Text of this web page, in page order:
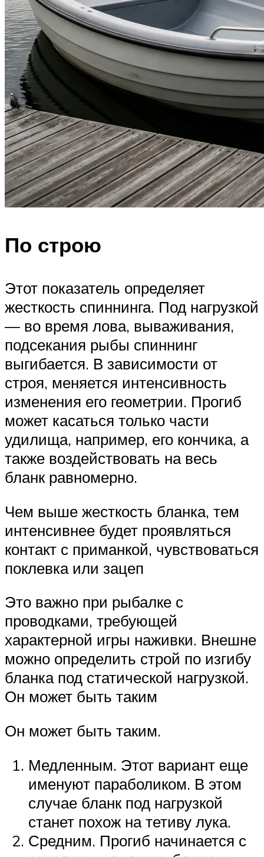
По строю
Этот показатель определяет
жесткость спиннинга. Под нагрузкой
— во время лова, вываживания,
подсекания рыбы спиннинг
выгибается. В зависимости от
строя, меняется интенсивность
изменения его геометрии. Прогиб
может касаться только части
удилища, например, его кончика, а
также воздействовать на весь
бланк равномерно.
Чем выше жесткость бланка, тем
интенсивнее будет проявляться
контакт с приманкой, чувствоваться
поклевка или зацеп
Это важно при рыбалке с
проводками, требующей
характерной игры наживки. Внешне
можно определить строй по изгибу
бланка под статической нагрузкой.
Он может быть таким
Он может быть таким.
Медленным. Этот вариант еще
именуют параболиком. В этом
случае бланк под нагрузкой
станет похож на тетиву лука.
Средним. Прогиб начинается с